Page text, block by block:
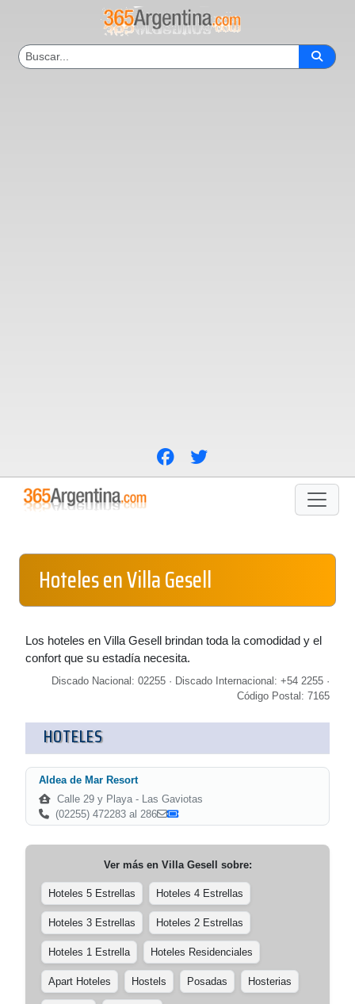
Hoteles en Villa Gesell
Los hoteles en Villa Gesell brindan toda la comodidad y el
confort que su estadía necesita.
Discado Nacional: 02255 · Discado Internacional: +54 2255 ·
Código Postal: 7165
HOTELES
Aldea de Mar Resort
Calle 29 y Playa - Las Gaviotas
(02255) 472283 al 286
Ver más en Villa Gesell sobre:
Hoteles 5 Estrellas Hoteles 4 Estrellas
Hoteles 3 Estrellas Hoteles 2 Estrellas
Hoteles 1 Estrella Hoteles Residenciales
Apart Hoteles Hostels Posadas Hosterias